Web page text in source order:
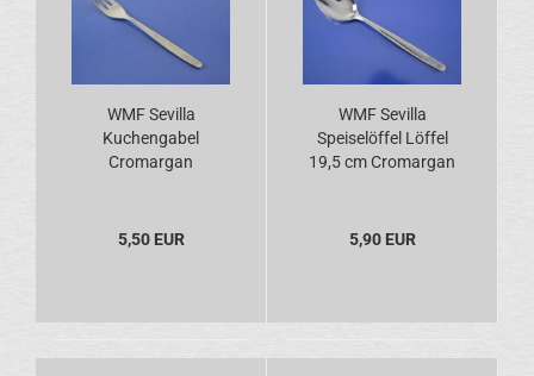
WMF Sevilla
Kuchengabel
Cromargan
5,50 EUR
WMF Sevilla
Speiselöffel Löffel
19,5 cm Cromargan
5,90 EUR